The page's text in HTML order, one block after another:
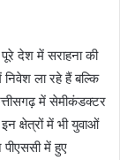
देश में सराहना की
निवेश ला रहे हैं बल्कि
में सेमीकंडक्टर
क्षेत्रों में भी युवाओं
पीएससी में हुए